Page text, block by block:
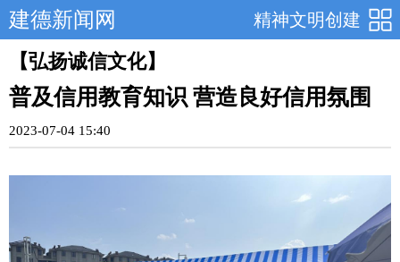
精神文明创建
建德新闻网
【弘扬诚信文化】
普及信用教育知识 营造良好信用氛围
2023-07-04 15:40